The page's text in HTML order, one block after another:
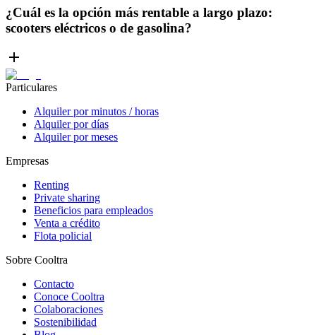
¿Cuál es la opción más rentable a largo plazo:
scooters eléctricos o de gasolina?
Particulares
Alquiler por minutos / horas
Alquiler por días
Alquiler por meses
Empresas
Renting
Private sharing
Beneficios para empleados
Venta a crédito
Flota policial
Sobre Cooltra
Contacto
Conoce Cooltra
Colaboraciones
Sostenibilidad